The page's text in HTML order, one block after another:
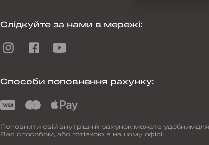
Слідкуйте за нами в мережі:
Способи поповнення рахунку:
Поповнити свій внутрішній рахунок можете удобнимдля
Вас способом, або готівкою в нашому офісі.